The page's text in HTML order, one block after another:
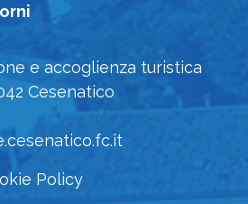
e accoglienza turistica
Cesenatico
Policy